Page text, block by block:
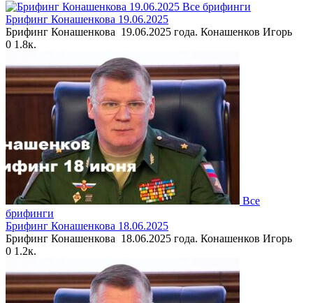
Все брифинги
Брифинг Конашенкова 19.06.2025
Брифинг Конашенкова 19.06.2025 года. Конашенков Игорь
0 1.8к.
Все
брифинги
Брифинг Конашенкова 18.06.2025
Брифинг Конашенкова 18.06.2025 года. Конашенков Игорь
0 1.2к.